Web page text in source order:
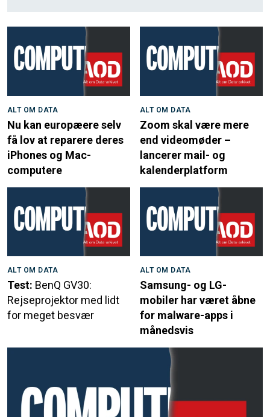
ALT OM DATA
Nu kan europæere selv
få lov at reparere deres
iPhones og Mac-
computere
ALT OM DATA
Zoom skal være mere
end videomøder –
lancerer mail- og
kalenderplatform
ALT OM DATA
Test: BenQ GV30:
Rejseprojektor med lidt
for meget besvær
ALT OM DATA
Samsung- og LG-
mobiler har været åbne
for malware-apps i
månedsvis